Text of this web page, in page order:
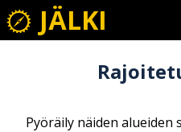
JÄLKI
Pyöräily näiden alueiden